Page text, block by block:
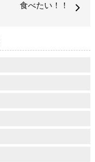
食べたい！！